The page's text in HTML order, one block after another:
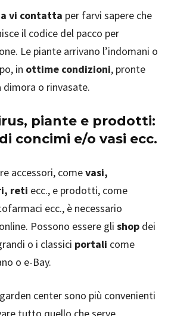
vi contatta per farvi sapere che
il codice del pacco per
Le piante arrivano l’indomani o
in ottime condizioni, pronte
dimora o rinvasate.
piante e prodotti:
concimi e/o vasi ecc.
accessori, comevasi,
reti ecc., e prodotti, come
ecc., è necessario
Possono essere gli shop dei
o i classici portali come
o e-Bay.
center sono più convenienti
tutto quello che serve,